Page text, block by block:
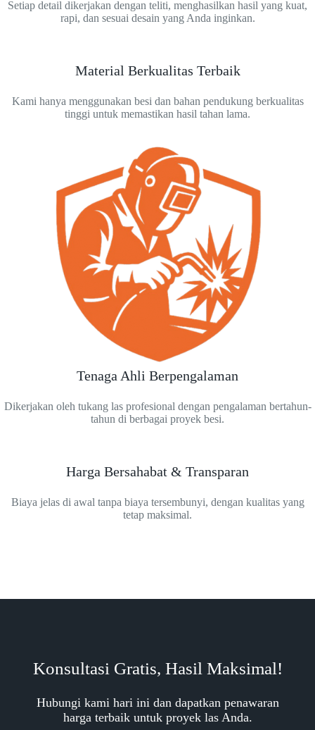
Setiap detail dikerjakan dengan teliti, menghasilkan hasil yang kuat,
rapi, dan sesuai desain yang Anda inginkan.
Material Berkualitas Terbaik
Kami hanya menggunakan besi dan bahan pendukung berkualitas
tinggi untuk memastikan hasil tahan lama.
Tenaga Ahli Berpengalaman
Dikerjakan oleh tukang las profesional dengan pengalaman bertahun-
tahun di berbagai proyek besi.
Harga Bersahabat & Transparan
Biaya jelas di awal tanpa biaya tersembunyi, dengan kualitas yang
tetap maksimal.
Konsultasi Gratis, Hasil Maksimal!
Hubungi kami hari ini dan dapatkan penawaran
harga terbaik untuk proyek las Anda.